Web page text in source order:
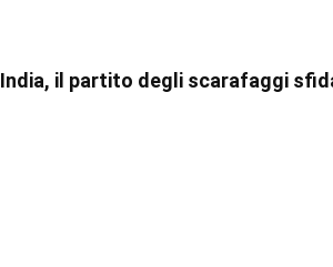
India, il partito degli scarafaggi